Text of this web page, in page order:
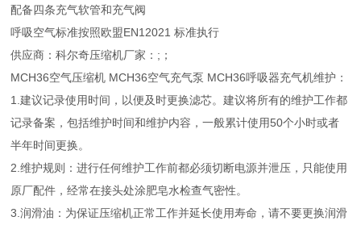
配备四条充气软管和充气阀
呼吸空气标准按照欧盟EN12021 标准执行
供应商：科尔奇压缩机厂家：;；
MCH36空气压缩机 MCH36空气充气泵 MCH36呼吸器充气机维护：
1.建议记录使用时间，以便及时更换滤芯。建议将所有的维护工作都
记录备案，包括维护时间和维护内容，一般累计使用50个小时或者
半年时间更换。
2.维护规则：进行任何维护工作前都必须切断电源并泄压，只能使用
原厂配件，经常在接头处涂肥皂水检查气密性。
3.润滑油：为保证压缩机正常工作并延长使用寿命，请不要更换润滑